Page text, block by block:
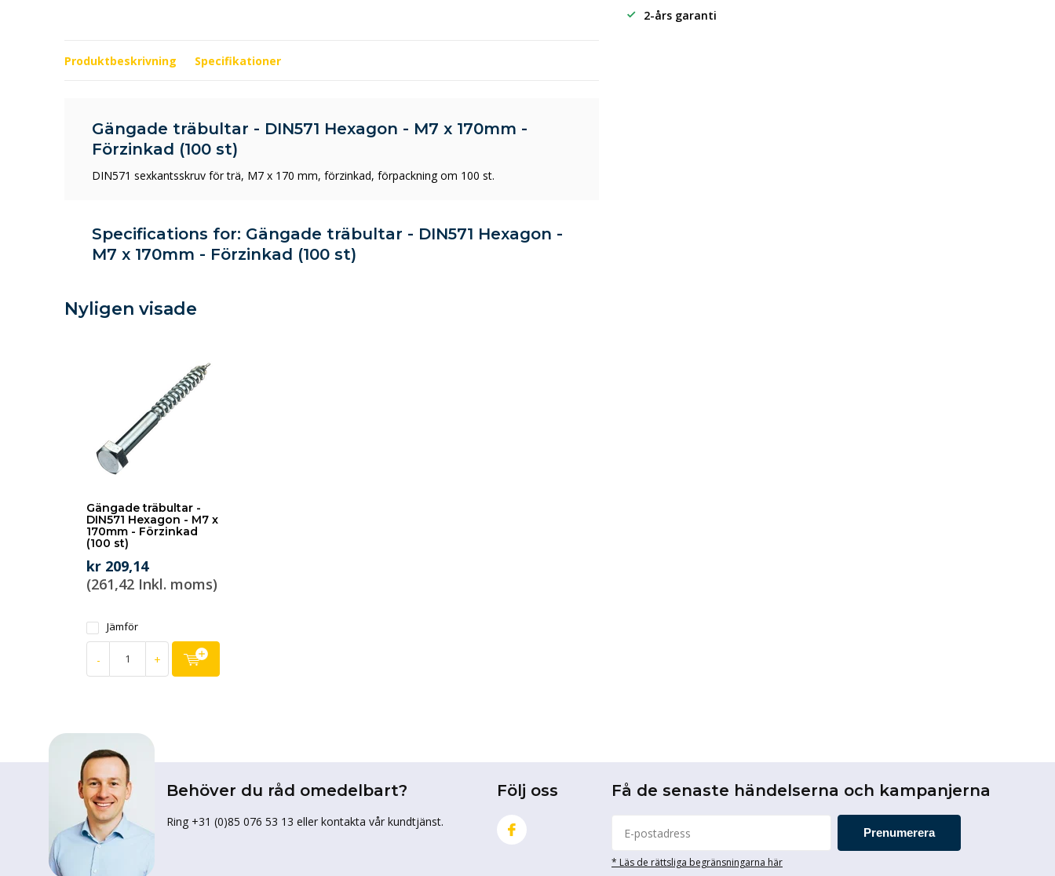
2-års garanti
Produktbeskrivning Specifikationer
Gängade träbultar - DIN571 Hexagon - M7 x 170mm -
Förzinkad (100 st)
DIN571 sexkantsskruv för trä, M7 x 170 mm, förzinkad, förpackning om 100 st.
Specifications for: Gängade träbultar - DIN571 Hexagon -
M7 x 170mm - Förzinkad (100 st)
Nyligen visade
Gängade träbultar -
DIN571 Hexagon - M7 x
170mm - Förzinkad
(100 st)
kr 209,14
(261,42 Inkl. moms)
Jämför
- +
Behöver du råd omedelbart?
Ring +31 (0)85 076 53 13 eller kontakta vår kundtjänst.
Följ oss Få de senaste händelserna och kampanjerna
Prenumerera
* Läs de rättsliga begränsningarna här